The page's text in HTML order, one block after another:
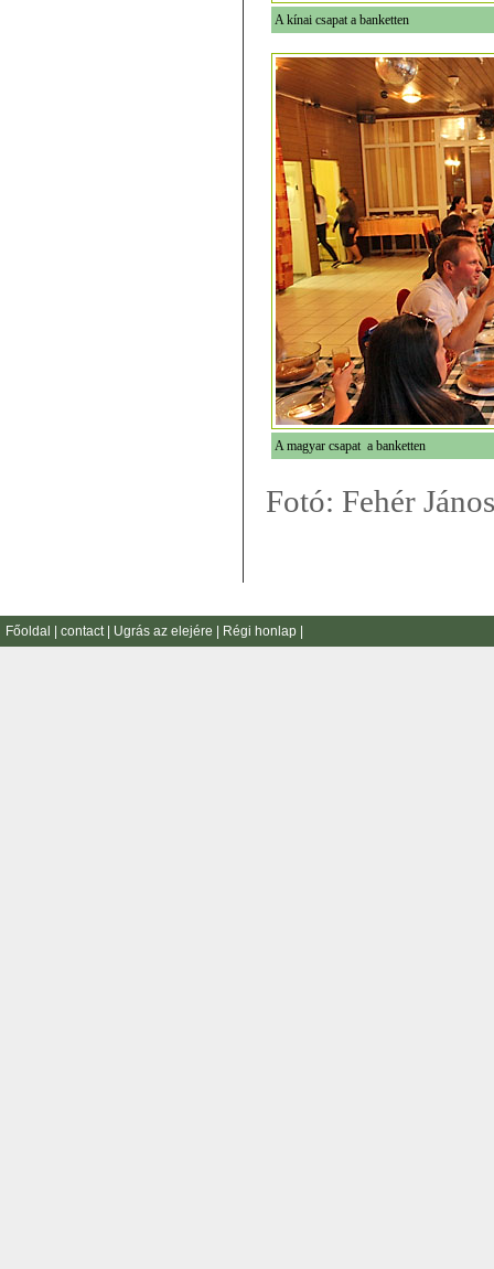
A kínai csapat a banketten
A magyar csapat a banketten
Fotó: Fehér
Főoldal contact Ugrás az elejére Régi honlap